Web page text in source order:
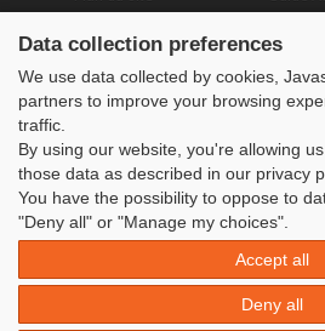
Mentions légales
Administration
Data collection preferences
We use data collected by cookies,
partners to improve your browsing
traffic.
By using our website, you're allowing
those data as described in our privacy
You have the possibility to oppose to
"Deny all" or "Manage my choices".
Accept all
Deny all